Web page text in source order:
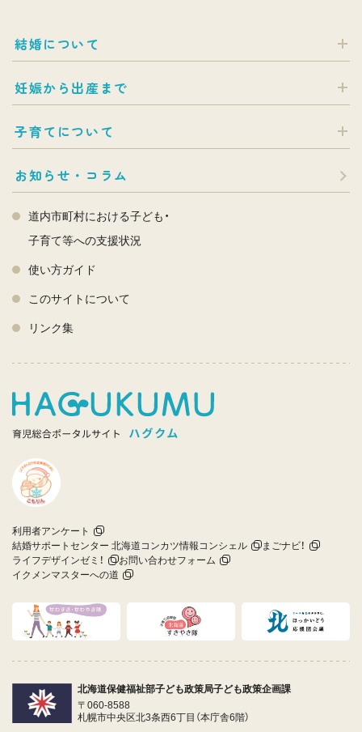
結婚について
妊娠から出産まで
子育てについて
お知らせ・コラム
道内市町村における子ども・
子育て等への支援状況
使い方ガイド
このサイトについて
リンク集
利用者アンケート
結婚サポートセンター 北海道コンカツ情報コンシェル
まごナビ！
ライフデザインゼミ！
お問い合わせフォーム
イクメンマスターへの道
北海道保健福祉部子ども政策局子ども政策企画課
〒060-8588
札幌市中央区北3条西6丁目（本庁舎6階）